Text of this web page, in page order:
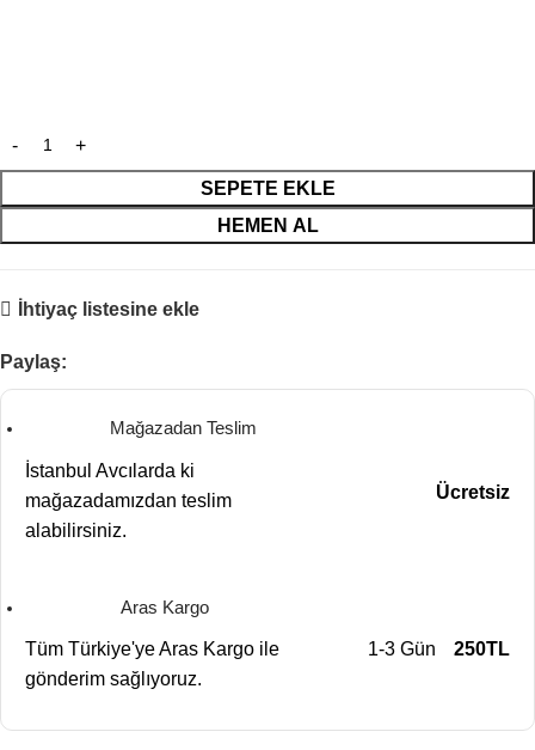
SEPETE EKLE
HEMEN AL
İhtiyaç listesine ekle
Paylaş:
Mağazadan Teslim
İstanbul Avcılarda ki
mağazadamızdan teslim
alabilirsiniz.
Ücretsiz
Aras Kargo
Tüm Türkiye'ye Aras Kargo ile
gönderim sağlıyoruz.
1-3 Gün 250TL